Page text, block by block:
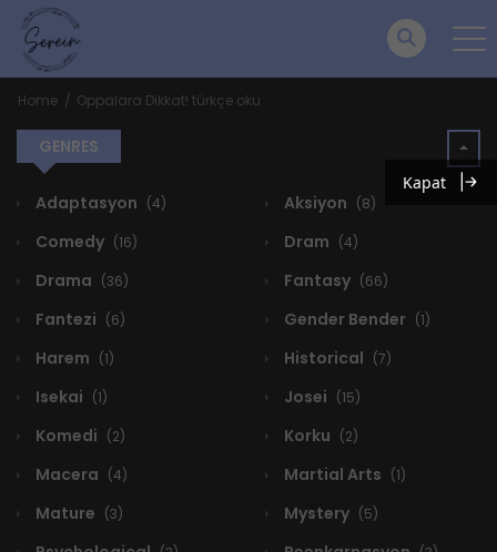
Home Oppalara Dikkat! türkçe oku
GENRES
Adaptasyon (4) Aksiyon (8)
Comedy (16) Dram (4)
Drama (36) Fantasy (66)
Fantezi (6) Gender Bender (1)
Harem (1) Historical (7)
Isekai (1) Josei (15)
Komedi (2) Korku (2)
Macera (4) Martial Arts (1)
Mature (3) Mystery (5)
Kapat